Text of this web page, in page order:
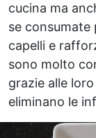
cucina ma
se consumate
capelli e
sono molto
grazie alle
eliminano le